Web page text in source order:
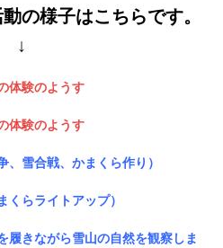
の様子はこちらです。
↓
体験のようす
体験のようす
、雪合戦、かまくら作り）
くらライトアップ）
履きながら雪山の自然を観察しま